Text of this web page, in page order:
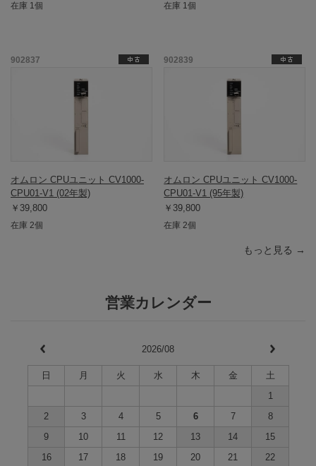
在庫 1個 在庫 1個
902837
オムロン CPUユニット CV1000-
CPU01-V1 (02年製)
￥39,800
在庫 2個
902839
オムロン CPUユニット CV1000-
CPU01-V1 (95年製)
￥39,800
在庫 2個
もっと見る →
営業カレンダー
2026/08
日 月 火 水 木 金
土
1
2
3 4 5 6 7
8
9
10 11 12 13 14
15
16
17 18 19 20 21
22